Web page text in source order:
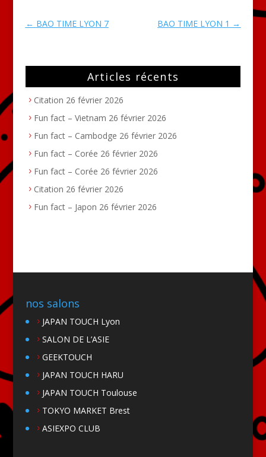
← BAO TIME LYON 7 BAO TIME LYON 1 →
Articles récents
Citation 26 février 2026
Fun fact – Vietnam 26 février 2026
Fun fact – Cambodge 26 février 2026
Fun fact – Corée 26 février 2026
Fun fact – Corée 26 février 2026
Citation 26 février 2026
Fun fact – Japon 26 février 2026
nos salons
JAPAN TOUCH Lyon
SALON DE L’ASIE
GEEKTOUCH
JAPAN TOUCH HARU
JAPAN TOUCH Toulouse
TOKYO MARKET Brest
ASIEXPO CLUB